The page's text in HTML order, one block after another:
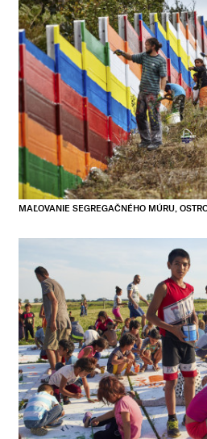
MAĽOVANIE SEGREGAČNÉHO MÚRU,